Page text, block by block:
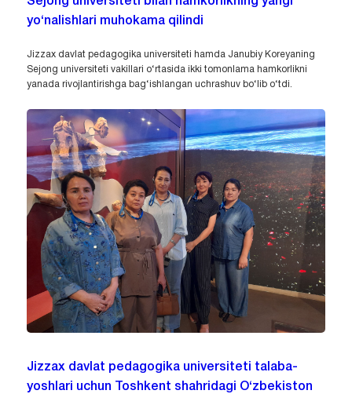
yo‘nalishlari muhokama qilindi
Jizzax davlat pedagogika universiteti hamda Janubiy Koreyaning
Sejong universiteti vakillari o‘rtasida ikki tomonlama hamkorlikni
yanada rivojlantirishga bag‘ishlangan uchrashuv bo‘lib o‘tdi.
Jizzax davlat pedagogika universiteti talaba-
yoshlari uchun Toshkent shahridagi O‘zbekiston